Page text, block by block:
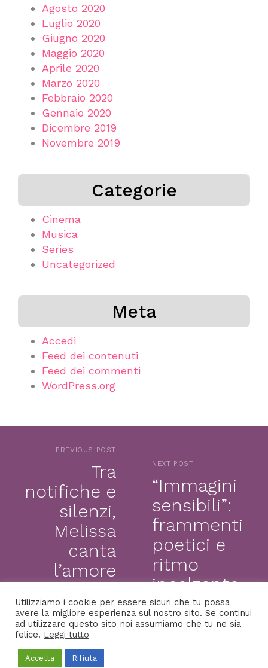
Agosto 2020
Luglio 2020
Giugno 2020
Maggio 2020
Aprile 2020
Marzo 2020
Febbraio 2020
Gennaio 2020
Dicembre 2019
Novembre 2019
Categorie
Cinema
Musica
Series
Uncategorized
Meta
Accedi
Feed dei contenuti
Feed dei commenti
WordPress.org
PREVIOUS POST
Tra
notifiche e
silenzi,
Melissa
canta
l’amore
oggi nel
brano
“Mon Cher”
NEXT POST
“Immagini
sensibili”:
frammenti
poetici e
ritmo
incalzante
con
Calliope
Utilizziamo i cookie per essere sicuri che tu possa
avere la migliore esperienza sul nostro sito. Se continui
ad utilizzare questo sito noi assumiamo che tu ne sia
felice. Leggi tutto
Accetta Rifiuta